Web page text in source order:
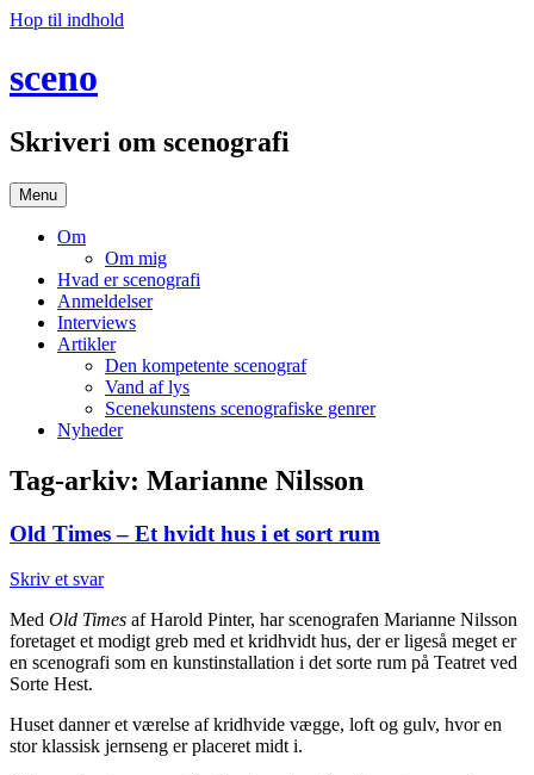
Hop til indhold
sceno
Skriveri om scenografi
Menu
Om
Om mig
Hvad er scenografi
Anmeldelser
Interviews
Artikler
Den kompetente scenograf
Vand af lys
Scenekunstens scenografiske genrer
Nyheder
Tag-arkiv: Marianne Nilsson
Old Times – Et hvidt hus i et sort rum
Skriv et svar
Med Old Times af Harold Pinter, har scenografen Marianne Nilsson
foretaget et modigt greb med et kridhvidt hus, der er ligeså meget er
en scenografi som en kunstinstallation i det sorte rum på Teatret ved
Sorte Hest.
Huset danner et værelse af kridhvide vægge, loft og gulv, hvor en
stor klassisk jernseng er placeret midt i.